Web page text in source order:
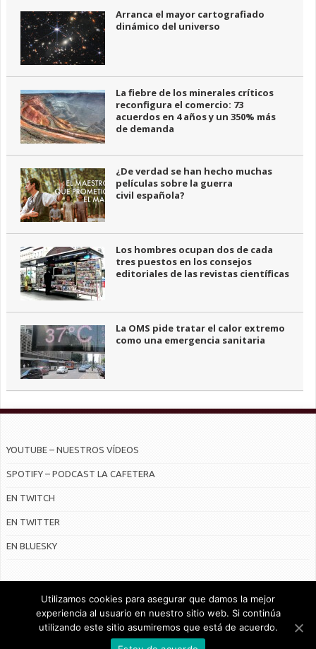
Arranca el mayor cartografiado
dinámico del universo
La fiebre de los minerales críticos
reconfigura el comercio: 73
acuerdos en 4 años y un 350% más
de demanda
¿De verdad se han hecho muchas
películas sobre la guerra
civil española?
Los hombres ocupan dos de cada
tres puestos en los consejos
editoriales de las revistas científicas
La OMS pide tratar el calor extremo
como una emergencia sanitaria
YOUTUBE – NUESTROS VÍDEOS
SPOTIFY – PODCAST LA CAFETERA
EN TWITCH
EN TWITTER
EN BLUESKY
© Radiocable en Internet S.L.
Utilizamos cookies para asegurar que damos la mejor
experiencia al usuario en nuestro sitio web. Si continúa
utilizando este sitio asumiremos que está de acuerdo.